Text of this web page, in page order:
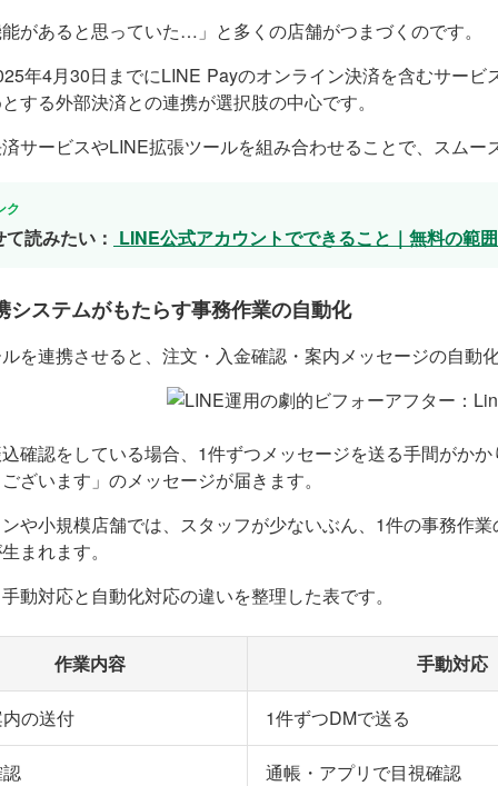
能があると思っていた…」と多くの店舗がつまづくのです。
年4月30日までにLINE Payのオンライン決済を含むサー
する外部決済との連携が選択肢の中心です。
サービスやLINE拡張ツールを組み合わせることで、スムー
読みたい： LINE公式アカウントでできること｜無料の範
システムがもたらす事務作業の自動化
を連携させると、注文・入金確認・案内メッセージの自動化
確認をしている場合、1件ずつメッセージを送る手間がか
ざいます」のメッセージが届きます。
や小規模店舗では、スタッフが少ないぶん、1件の事務作
まれます。
動対応と自動化対応の違いを整理した表です。
作業内容 手動対応
の送付 1件ずつDMで送る
通帳・アプリで目視確認